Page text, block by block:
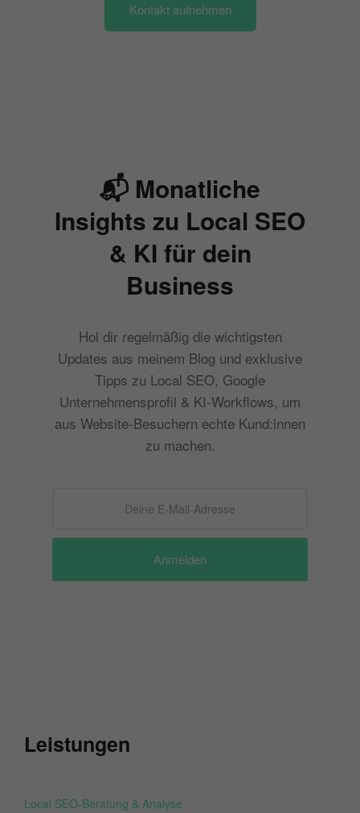
Kontakt aufnehmen
📬 Monatliche
Insights zu Local SEO
& KI für dein
Business
Hol dir regelmäßig die wichtigsten
Updates aus meinem Blog und exklusive
Tipps zu Local SEO, Google
Unternehmensprofil & KI-Workflows, um
aus Website-Besuchern echte Kund:innen
zu machen.
Anmelden
Leistungen
Local SEO-Beratung & Analyse